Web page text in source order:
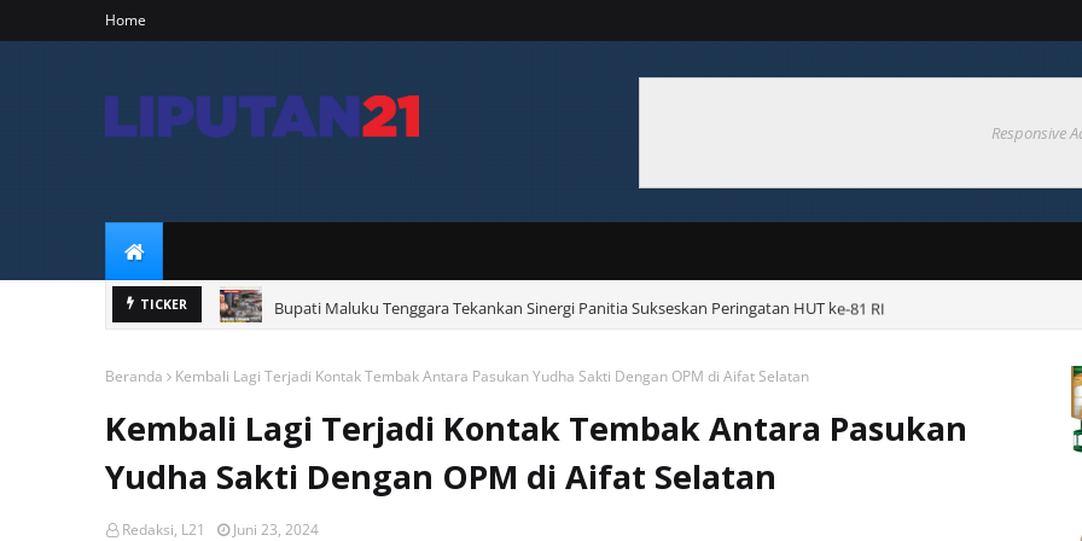
Home
Responsive
TICKER Bupati Maluku Tenggara Tekankan Sinergi Panitia Sukseskan Peringatan HUT ke-81 RI
Beranda Kembali Lagi Terjadi Kontak Tembak Antara Pasukan Yudha Sakti Dengan OPM di Aifat Selatan
Kembali Lagi Terjadi Kontak Tembak Antara Pasukan
Yudha Sakti Dengan OPM di Aifat Selatan
Redaksi, L21 Juni 23, 2024